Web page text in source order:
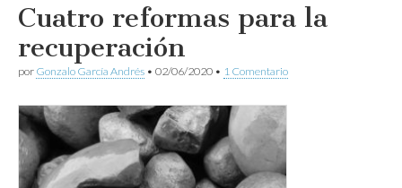
Cuatro reformas para la
recuperación
por Gonzalo García Andrés • 02/06/2020 • 1 Comentario